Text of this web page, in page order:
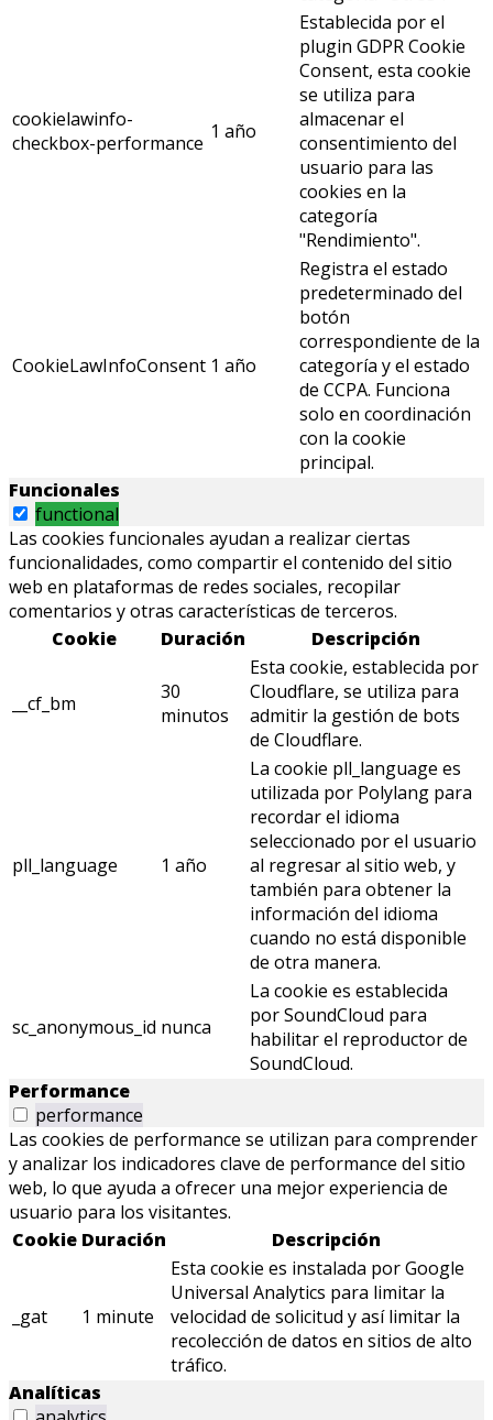
cookielawinfo-
checkbox-performance 1 año
Establecida por el
plugin GDPR Cookie
Consent, esta cookie
se utiliza para
almacenar el
consentimiento del
usuario para las
cookies en la
categoría
"Rendimiento".
CookieLawInfoConsent 1 año
Registra el estado
predeterminado del
botón
correspondiente de la
categoría y el estado
de CCPA. Funciona
solo en coordinación
con la cookie
principal.
Funcionales
functional
Las cookies funcionales ayudan a realizar ciertas
funcionalidades, como compartir el contenido del sitio
web en plataformas de redes sociales, recopilar
comentarios y otras características de terceros.
Cookie
Duración Descripción
__cf_bm
30
minutos
Esta cookie, establecida por
Cloudflare, se utiliza para
admitir la gestión de bots
de Cloudflare.
pll_language 1 año
La cookie pll_language es
utilizada por Polylang para
recordar el idioma
seleccionado por el usuario
al regresar al sitio web, y
también para obtener la
información del idioma
cuando no está disponible
de otra manera.
sc_anonymous_id nunca
La cookie es establecida
por SoundCloud para
habilitar el reproductor de
SoundCloud.
Performance
performance
Las cookies de performance se utilizan para comprender
y analizar los indicadores clave de performance del sitio
web, lo que ayuda a ofrecer una mejor experiencia de
usuario para los visitantes.
Cookie Duración Descripción
_gat 1 minute
Esta cookie es instalada por Google
Universal Analytics para limitar la
velocidad de solicitud y así limitar la
recolección de datos en sitios de alto
tráfico.
Analíticas